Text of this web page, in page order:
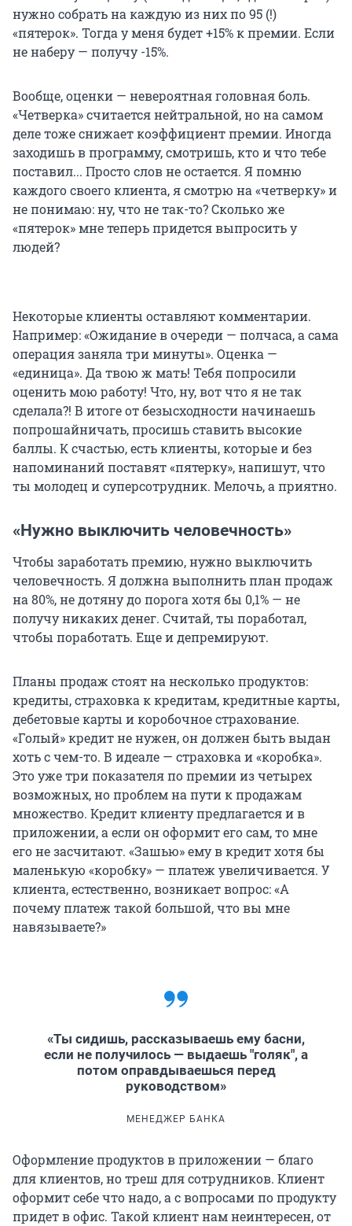
нужно собрать на каждую из них по 95 (!)
«пятерок». Тогда у меня будет +15% к премии. Если
не наберу — получу -15%.
Вообще, оценки — невероятная головная боль.
«Четверка» считается нейтральной, но на самом
деле тоже снижает коэффициент премии. Иногда
заходишь в программу, смотришь, кто и что тебе
поставил... Просто слов не остается. Я помню
каждого своего клиента, я смотрю на «четверку» и
не понимаю: ну, что не так-то? Сколько же
«пятерок» мне теперь придется выпросить у
людей?
Некоторые клиенты оставляют комментарии.
Например: «Ожидание в очереди — полчаса, а сама
операция заняла три минуты». Оценка —
«единица». Да твою ж мать! Тебя попросили
оценить мою работу! Что, ну, вот что я не так
сделала?! В итоге от безысходности начинаешь
попрошайничать, просишь ставить высокие
баллы. К счастью, есть клиенты, которые и без
напоминаний поставят «пятерку», напишут, что
ты молодец и суперсотрудник. Мелочь, а приятно.
«Нужно выключить человечность»
Чтобы заработать премию, нужно выключить
человечность. Я должна выполнить план продаж
на 80%, не дотяну до порога хотя бы 0,1% — не
получу никаких денег. Считай, ты поработал,
чтобы поработать. Еще и депремируют.
Планы продаж стоят на несколько продуктов:
кредиты, страховка к кредитам, кредитные карты,
дебетовые карты и коробочное страхование.
«Голый» кредит не нужен, он должен быть выдан
хоть с чем-то. В идеале — страховка и «коробка».
Это уже три показателя по премии из четырех
возможных, но проблем на пути к продажам
множество. Кредит клиенту предлагается и в
приложении, а если он оформит его сам, то мне
его не засчитают. «Зашью» ему в кредит хотя бы
маленькую «коробку» — платеж увеличивается. У
клиента, естественно, возникает вопрос: «А
почему платеж такой большой, что вы мне
навязываете?»
«Ты сидишь, рассказываешь ему басни,
если не получилось — выдаешь "голяк", а
потом оправдываешься перед
руководством»
МЕНЕДЖЕР БАНКА
Оформление продуктов в приложении — благо
для клиентов, но треш для сотрудников. Клиент
оформит себе что надо, а с вопросами по продукту
придет в офис. Такой клиент нам неинтересен, от